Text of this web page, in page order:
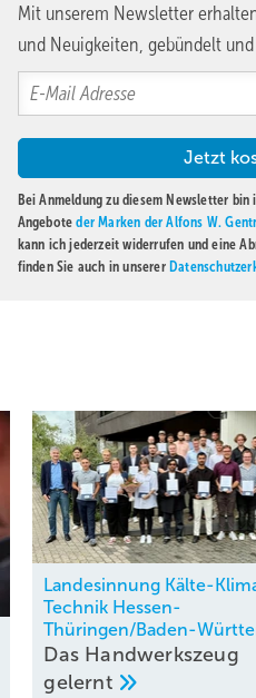
Mit unserem Newsletter
und Neuigkeiten, gebündelt
Bei Anmeldung zu diesem Newsletter
Angeboteder Marken der Alfons W.
kann ich jederzeit widerrufen und eine
finden Sie auch in unserer
Landesinnung Kälte-
Technik Hessen-
Thüringen/Baden-
Das Handwerkszeug
gelernt